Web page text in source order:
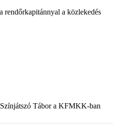
rendőrkapitánnyal a közlekedés
Tábor a KFMKK-ban